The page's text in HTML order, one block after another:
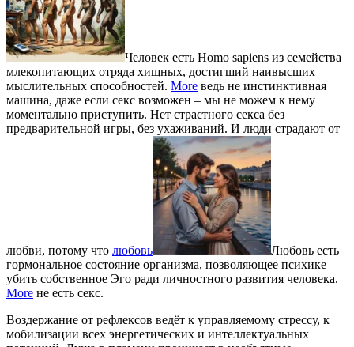
Человек есть Homo sapiens из семейства
млекопитающих отряда хищных, достигший наивысших
мыслительных способностей. More ведь не инстинктивная
машина, даже если секс возможен – мы не можем к нему
моментально приступить. Нет страстного секса без
предварительной игры, без ухаживаний. И люди страдают от
любви, потому что любовь
Любовь есть
гормональное состояние организма, позволяющее психике
убить собственное Эго ради личностного развития человека.
More не есть секс.
Воздержание от рефлексов ведёт к управляемому стрессу, к
мобилизации всех энергетических и интеллектуальных